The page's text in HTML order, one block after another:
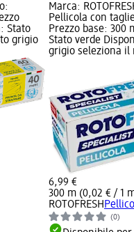
Stato
grigio
Marca:
Pellicola con
Prezzo base: 300
Stato verde
grigio seleziona il
6,99 €
300 m (0,02 € / 1
ROTOFRESH
(0)